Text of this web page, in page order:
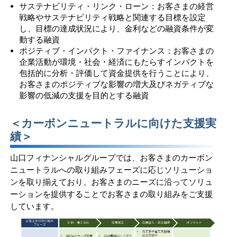
サステナビリティ・リンク・ローン：お客さまの経営
戦略やサステナビリティ戦略と関連する目標を設定
し、目標の達成状況により、金利などの融資条件が変
動する融資
ポジティブ・インパクト・ファイナンス：お客さまの
企業活動が環境・社会・経済にもたらすインパクトを
包括的に分析・評価して資金提供を行うことにより、
お客さまのポジティブな影響の増大及びネガティブな
影響の低減の支援を目的とする融資
＜カーボンニュートラルに向けた支援実
績＞
山口フィナンシャルグループでは、お客さまのカーボン
ニュートラルへの取り組みフェーズに応じソリューショ
ンを取り揃えており、お客さまのニーズに沿ってソリュ
ーションを提供することでお客さまの取り組みをご支援
しています。